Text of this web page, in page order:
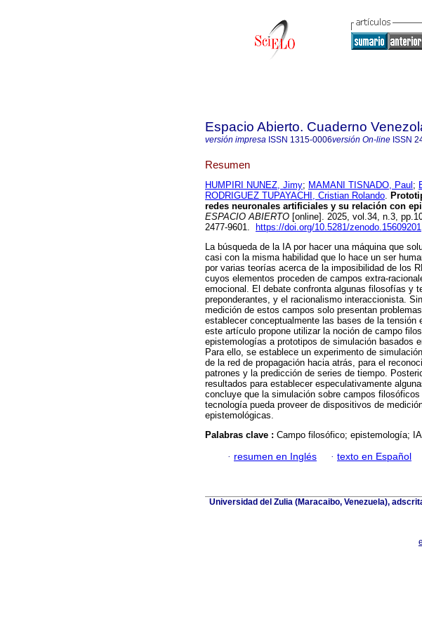
Espacio Abierto. Cuaderno
versión impresa ISSN 1315-0006versión On-line ISSN
Resumen
HUMPIRI NUNEZ, Jimy; MAMANI TISNADO, Paul ;
RODRIGUEZ TUPAYACHI, Cristian Rolando.
redes neuronales artificiales y su relación con
ESPACIO ABIERTO [online]. 2025, vol.34, n.3,
2477-9601.
https://doi.org/10.5281/zenodo.15609201
La búsqueda de la IA por hacer una máquina que
casi con la misma habilidad que lo hace un ser
por varias teorías acerca de la imposibilidad de los
cuyos elementos proceden de campos extra-
emocional. El debate confronta algunas filosofías y
preponderantes, y el racionalismo interaccionista.
medición de estos campos solo presentan
establecer conceptualmente las bases de la tensión
este artículo propone utilizar la noción de campo
epistemologías a prototipos de simulación basados
Para ello, se establece un experimento de
de la red de propagación hacia atrás, para el
patrones y la predicción de series de tiempo.
resultados para establecer especulativamente
concluye que la simulación sobre campos
tecnología pueda proveer de dispositivos de
epistemológicas.
Palabras clave : Campo filosófico; epistemología;
· resumen en Inglés · texto en Español
Universidad del Zulia (Maracaibo, Venezuela),